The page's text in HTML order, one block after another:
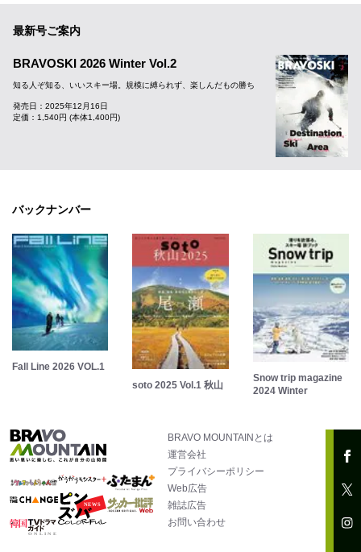
最新号ご案内
BRAVOSKI 2026 Winter Vol.2
知る人ぞ知る、いいスキー場。規模に縛られず、楽しんだもの勝ち
発売日：2025年12月16日
定価：1,540円 (本体1,400円)
バックナンバー
Fall Line 2026 VOL.1
soto 2025 Vol.1 秋山
Snow trip magazine
2024 Winter
BRAVO MOUNTAINとは
運営会社
プライバシーポリシー
Web広告
雑誌広告
お問い合わせ